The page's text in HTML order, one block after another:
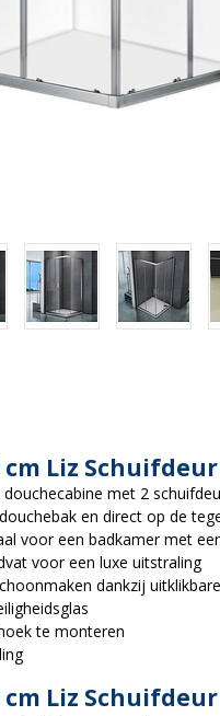
cm Liz Schuifdeur
met 2
en direct op de
voor een badkamer met
voor een luxe uitstraling
dankzij
te monteren
cm Liz Schuifdeur